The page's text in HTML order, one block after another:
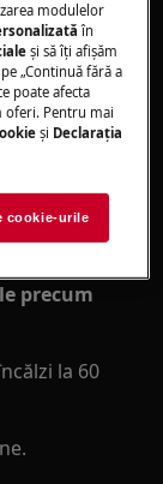
precum
la 60
modulelor
în
și să îţi afișăm
„Continuă fără a
poate afecta
oferi. Pentru mai
și Declaraţia
cookie-urile